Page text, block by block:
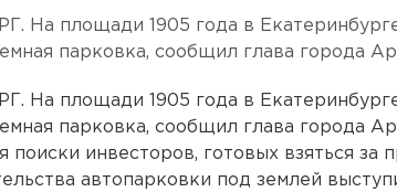
На площади 1905 года в
парковка, сообщил глава города
На площади 1905 года в
парковка, сообщил глава города
поиски инвесторов, готовых взяться за
автопарковки под землей